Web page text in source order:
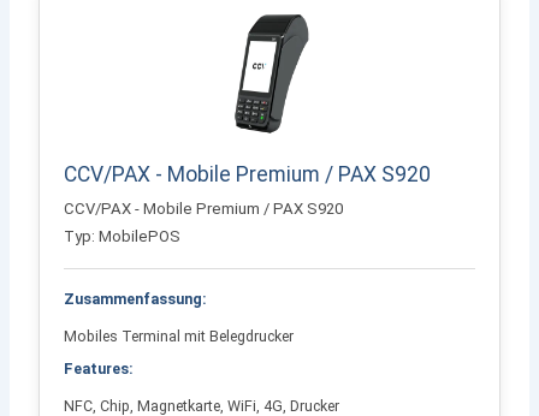
CCV/PAX - Mobile Premium / PAX S920
CCV/PAX - Mobile Premium / PAX S920
Typ: MobilePOS
Zusammenfassung:
Mobiles Terminal mit Belegdrucker
Features:
NFC, Chip, Magnetkarte, WiFi, 4G, Drucker